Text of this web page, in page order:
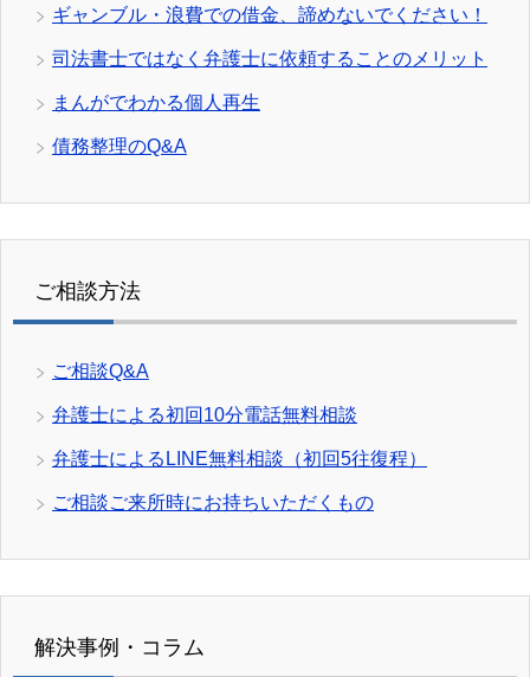
ギャンブル・浪費での借金、諦めないでください！
司法書士ではなく弁護士に依頼することのメリット
まんがでわかる個人再生
債務整理のQ&A
ご相談方法
ご相談Q&A
弁護士による初回10分電話無料相談
弁護士によるLINE無料相談（初回5往復程）
ご相談ご来所時にお持ちいただくもの
解決事例・コラム